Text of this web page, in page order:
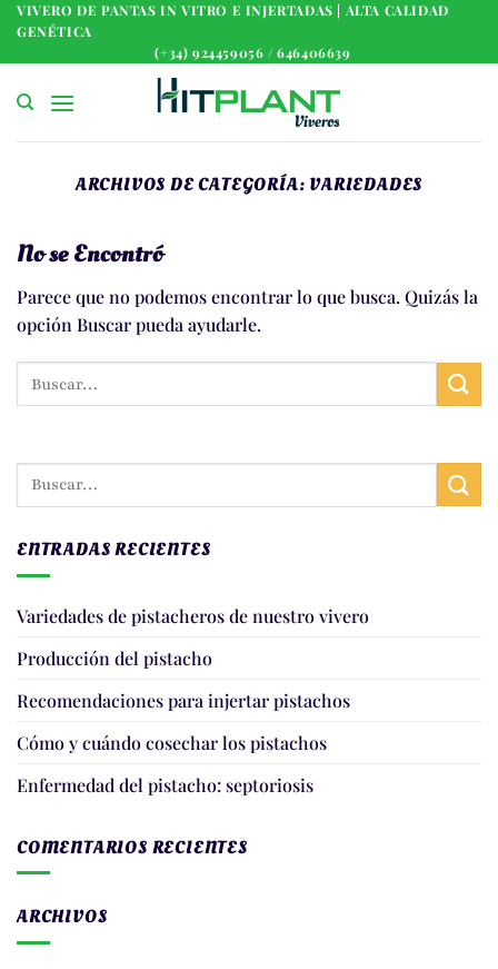
Saltar
contenido
VIVERO DE PANTAS IN VITRO E INJERTADAS | ALTA CALIDAD
GENÉTICA
(+34) 924459056 / 646406639
ARCHIVOS DE CATEGORÍA: VARIEDADES
No se Encontró
Parece que no podemos encontrar lo que busca. Quizás la
opción Buscar pueda ayudarle.
ENTRADAS RECIENTES
Variedades de pistacheros de nuestro vivero
Producción del pistacho
Recomendaciones para injertar pistachos
Cómo y cuándo cosechar los pistachos
Enfermedad del pistacho: septoriosis
COMENTARIOS RECIENTES
ARCHIVOS